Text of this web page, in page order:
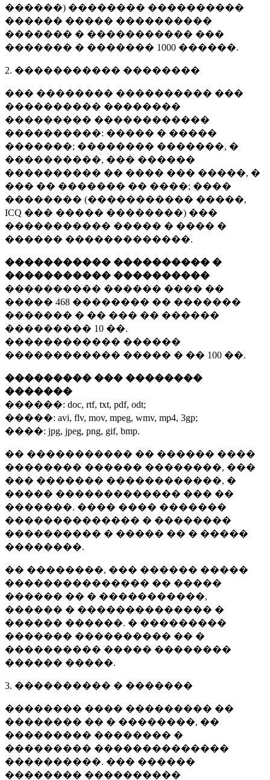
������) �������� ����������
������ ����� ����������
������� � ����������� ���
������� � ������� 1000 ������.
2. ����������� ��������
��� �������� ���������� ���
���������� ��������
��������� ������������
����������: ����� � �����
�������; �������� �������, �
����������, ��� ������
���������� �� ���� ��� �����, �
��� �� ������� �� ����; ����
�������� (����������� �����,
ICQ ��� ����� ��������) ���
����������� ����� � ���� �
������ �������������.
����������� ���������� �
����������� ����������
���������� ������ ���� ��
����� 468 �������� �� �������
������� � �� ��� �� ������
��������� 10 ��.
������������ ������
������������ ����� � �� 100 ��.
��������� ��� ��������
�������
������: doc, rtf, txt, pdf, odt;
�����: avi, flv, mov, mpeg, wmv, mp4, 3gp;
����: jpg, jpeg, png, gif, bmp.
�� ����������� �� ������ ����
�������� ������ ��������, ���
��� ������� ������������, �
����� ������������� ��� ��
�������. ���� ���� �������
�������������� � ��������
���������� � ����� �� � �����
��������.
�� ��������, ��� ������ �����
��������������� �� �����
������ �� � �����������,
������ � �������������� �
������ ������. � ���������
������� ���������� �� �
���������� ����� ��������
������ �����.
3. ���������� � �������
�������� ���� ��������� ��
�������� �� � ��������, ��
��������� �������� �
��������� ��������������
����������. ��� ������
�������� ����������